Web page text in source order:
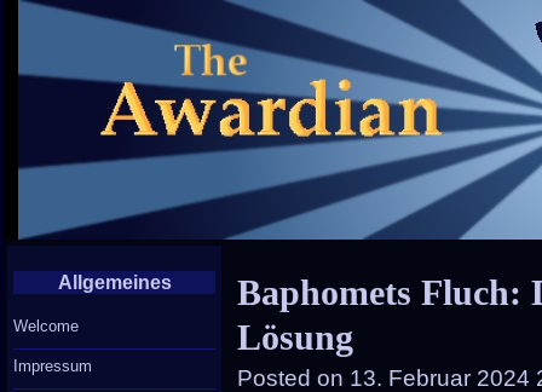
Baphomets Fluch:
Lösung
Posted on 13. Februar 2024
Allgemeines
Welcome
Impressum